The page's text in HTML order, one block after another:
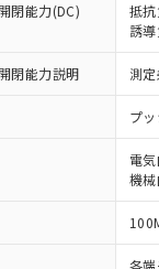
閉能力(DC)
抵
誘
閉能力説明 測
プ
電
機
各
をお読みいただき、
い。
ビスは、当社制御機
当社在庫状況および
を提供させていただ
御機器事業取扱商品
ビスの対象外となる
ご了承ください。
し：EU RoHS指令（
対応の商品で、対応
：EU RoHS指令（
応状況を調査中また
イセンス料など無
関係のない商品で
情により、非含有
含有品と判明した場
均質材料含有率が
あることを示しま
均質材料含有率が
ていることを示し
、これら貴社製品の